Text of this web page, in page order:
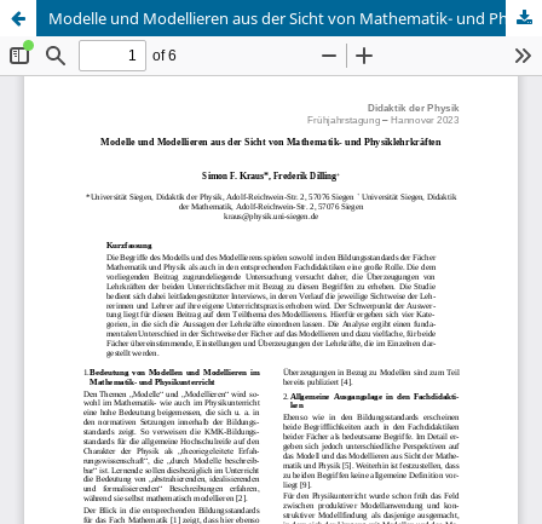
Modelle und Modellieren aus der Sicht von Mathematik- und Physiklehrkräften